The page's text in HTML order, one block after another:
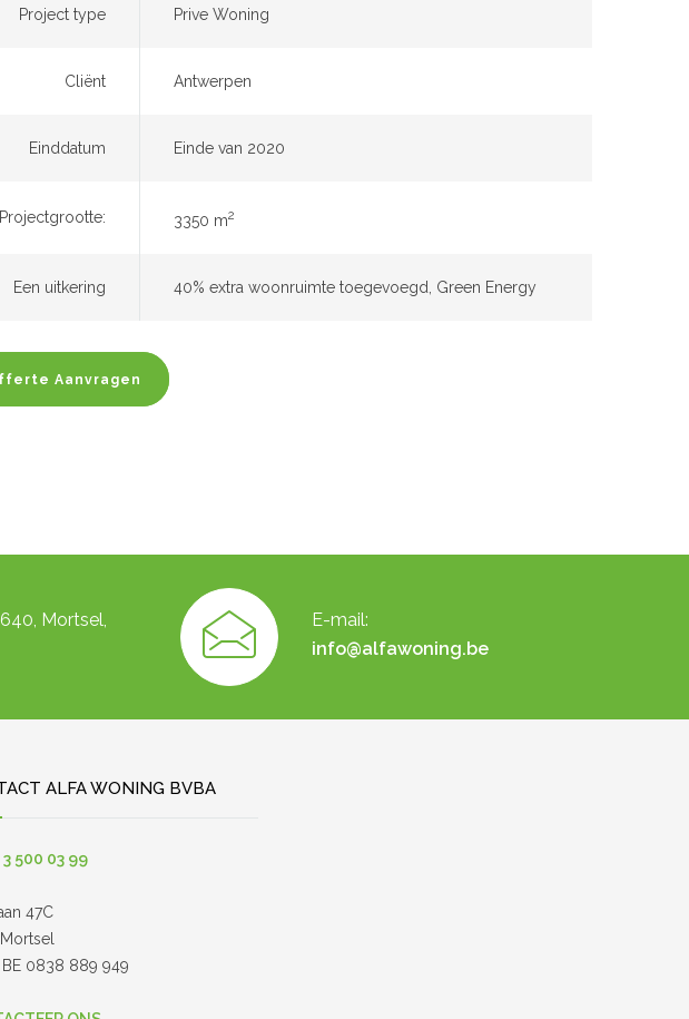
Project type Prive Woning
Cliënt Antwerpen
Einddatum Einde van 2020
Projectgrootte: 3350 m2
Een uitkering 40% extra woonruimte toegevoegd, Green Energy
Aanvragen
Mortsel,
E-mail:
info@alfawoning.be
ALFA WONING BVBA
3 500 03 99
47C
BE 0838 889 949